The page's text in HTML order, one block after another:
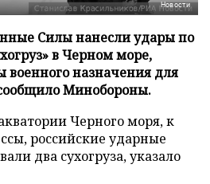
Новости
Силы нанесли удары по
в Черном море,
военного назначения для
Минобороны.
Черного моря, к
российские ударные
два сухогруза, указало